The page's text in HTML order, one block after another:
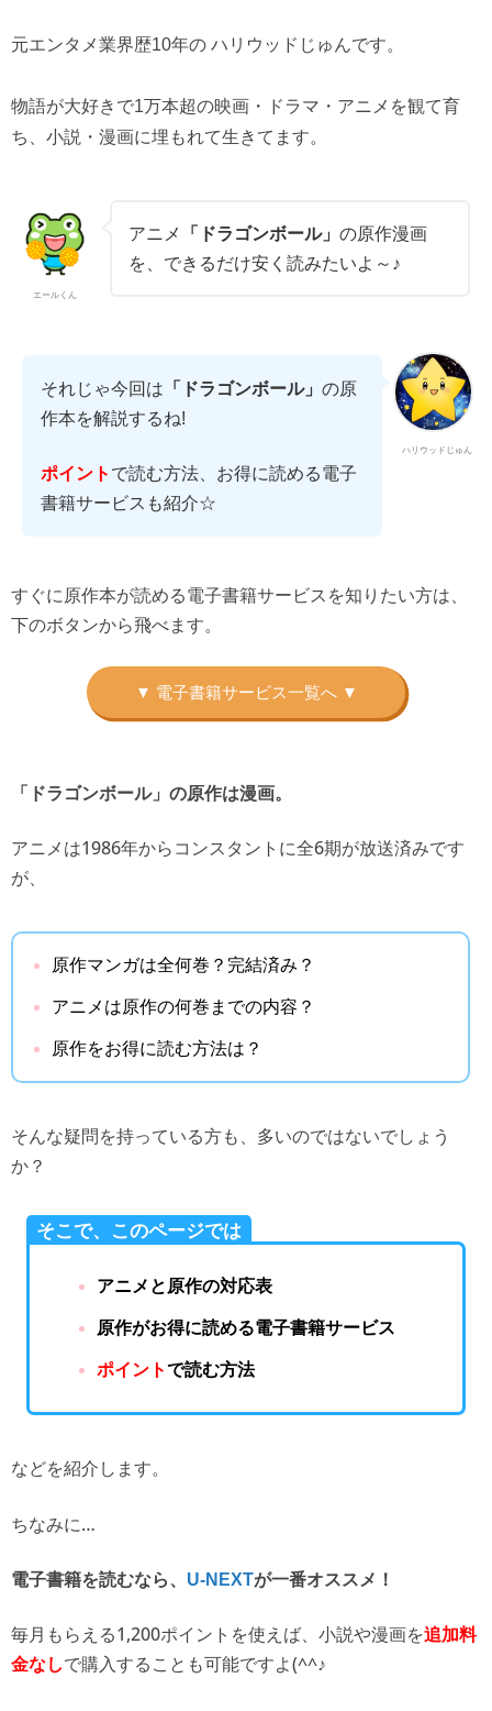
元エンタメ業界歴10年の ハリウッドじゅんです。
物語が大好きで1万本超の映画・ドラマ・アニメを観て育
ち、小説・漫画に埋もれて生きてます。
エールくん
アニメ 「ドラゴンボール」 の原作漫画
を、できるだけ安く読みたいよ～♪
ハリウッドじゅん
それじゃ今回は 「ドラゴンボール」 の原
作本を解説するね!
ポイント で読む方法、お得に読める電子
書籍サービスも紹介☆
すぐに原作本が読める電子書籍サービスを知りたい方は、
下のボタンから飛べます。
「ドラゴンボール」の原作は漫画。
アニメは1986年からコンスタントに全6期が放送済みです
が、
原作マンガは全何巻？完結済み？
アニメは原作の何巻までの内容？
原作をお得に読む方法は？
そんな疑問を持っている方も、多いのではないでしょう
か？
そこで、このページでは
アニメと原作の対応表
原作がお得に読める電子書籍サービス
ポイントで読む方法
などを紹介します。
ちなみに…
電子書籍を読むなら、 U-NEXTが一番オススメ！
毎月もらえる1,200ポイントを使えば、 小説や漫画を追加料
金なしで購入することも可能ですよ(^^♪